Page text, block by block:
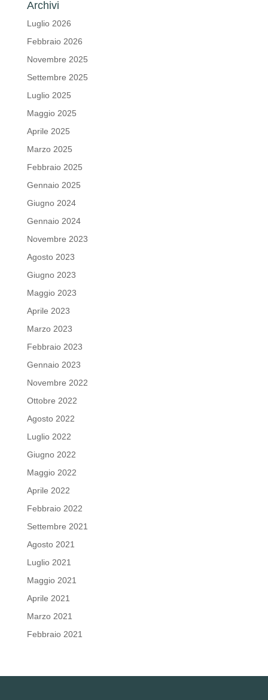
Archivi
Luglio 2026
Febbraio 2026
Novembre 2025
Settembre 2025
Luglio 2025
Maggio 2025
Aprile 2025
Marzo 2025
Febbraio 2025
Gennaio 2025
Giugno 2024
Gennaio 2024
Novembre 2023
Agosto 2023
Giugno 2023
Maggio 2023
Aprile 2023
Marzo 2023
Febbraio 2023
Gennaio 2023
Novembre 2022
Ottobre 2022
Agosto 2022
Luglio 2022
Giugno 2022
Maggio 2022
Aprile 2022
Febbraio 2022
Settembre 2021
Agosto 2021
Luglio 2021
Maggio 2021
Aprile 2021
Marzo 2021
Febbraio 2021